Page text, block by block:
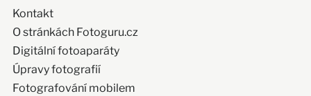
Kontakt
O stránkách Fotoguru.cz
Digitální fotoaparáty
Úpravy fotografií
Fotografování mobilem